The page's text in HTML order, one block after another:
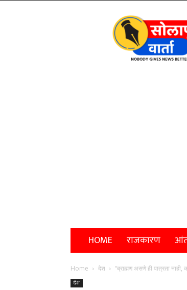
Solapur
Varta
HOME राजकारण
Home देश “ब्राह्मण असणे ही पात्रता नाही,
देश